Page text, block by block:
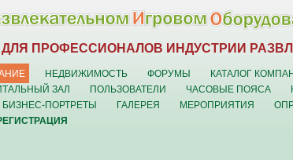
ПРОФЕССИОНАЛОВ ИНДУСТРИИ
НЕДВИЖИМОСТЬ ФОРУМЫ КАТАЛОГ
ЗАЛ ПОЛЬЗОВАТЕЛИ ЧАСОВЫЕ ПОЯСА
БИЗНЕС-ПОРТРЕТЫ ГАЛЕРЕЯ МЕРОПРИЯТИЯ